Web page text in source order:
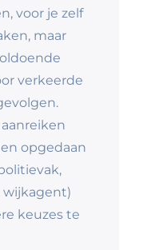
voor je zelf
maar
verkeerde
opgedaan
wijkagent)
keuzes te